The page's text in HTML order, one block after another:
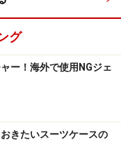
グ
ー！海外で使用NGジェ
きたいスーツケースの